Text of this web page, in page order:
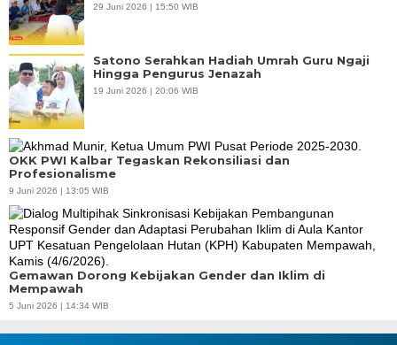
29 Juni 2026 | 15:50 WIB
Satono Serahkan Hadiah Umrah Guru Ngaji
Hingga Pengurus Jenazah
19 Juni 2026 | 20:06 WIB
OKK PWI Kalbar Tegaskan Rekonsiliasi dan
Profesionalisme
9 Juni 2026 | 13:05 WIB
Gemawan Dorong Kebijakan Gender dan Iklim di
Mempawah
5 Juni 2026 | 14:34 WIB